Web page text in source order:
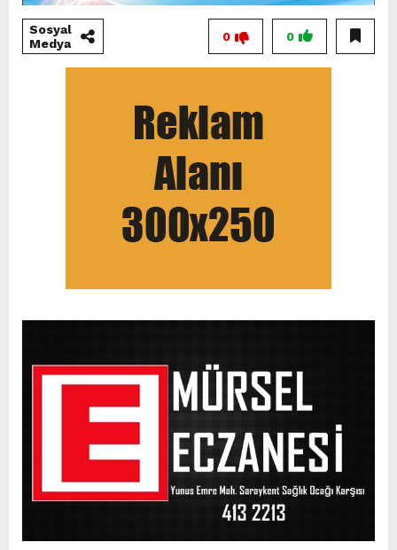
Sosyal
Medya
0
0